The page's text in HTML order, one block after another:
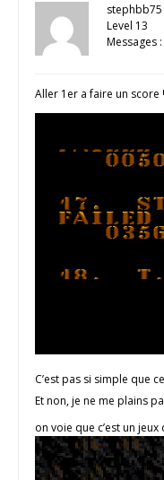
stephbb75
Level 13
Messages
Aller 1er a faire un score
C’est pas si simple que
Et non, je ne me plains
on voie que c’est un jeux